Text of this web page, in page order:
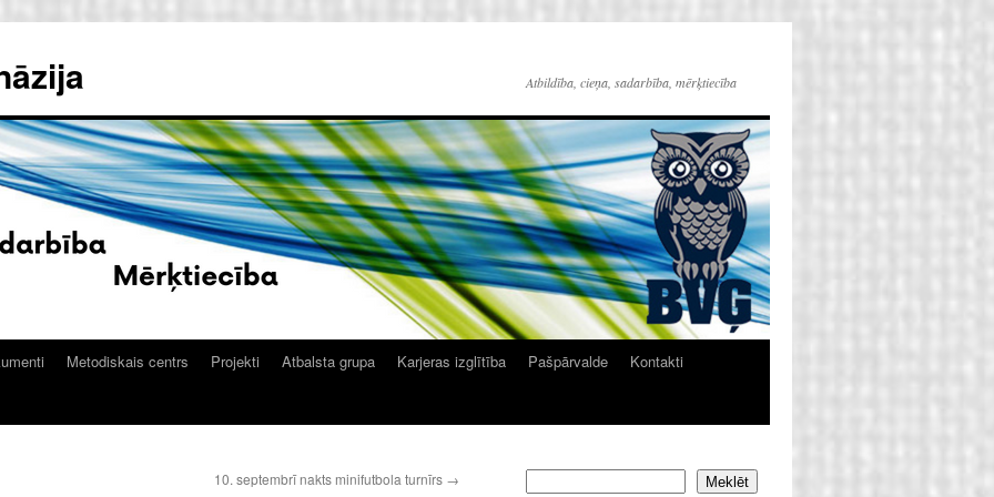
Atbildība, cieņa, sadarbība, mērķtiecība
Metodiskais centrs Projekti Atbalsta grupa Karjeras izglītība Pašpārvalde
Kontakti
10. septembrī nakts minifutbola turnīrs → Meklēt